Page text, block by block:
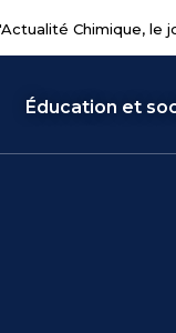
Chimique, le
Éducation et